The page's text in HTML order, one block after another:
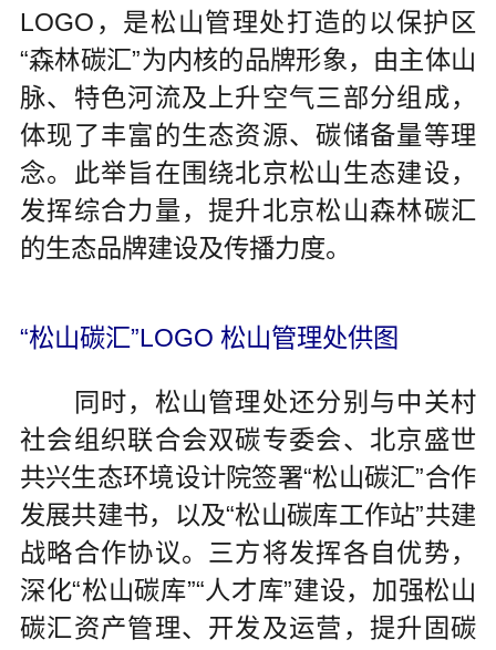
LOGO，是松山管理处打造的以保护区
“森林碳汇”为内核的品牌形象，由主体山
脉、特色河流及上升空气三部分组成，
体现了丰富的生态资源、碳储备量等理
念。此举旨在围绕北京松山生态建设，
发挥综合力量，提升北京松山森林碳汇
的生态品牌建设及传播力度。
“松山碳汇”LOGO 松山管理处供图
同时，松山管理处还分别与中关村
社会组织联合会双碳专委会、北京盛世
共兴生态环境设计院签署“松山碳汇”合作
发展共建书，以及“松山碳库工作站”共建
战略合作协议。三方将发挥各自优势，
深化“松山碳库”“人才库”建设，加强松山
碳汇资产管理、开发及运营，提升固碳